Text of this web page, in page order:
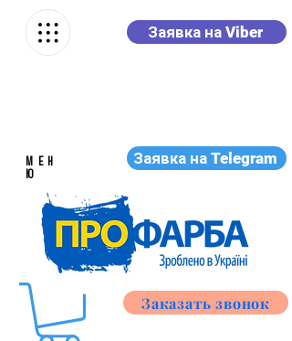
Заявка на Viber
Заявка на Telegram
МЕН
Ю
Заказать звонок